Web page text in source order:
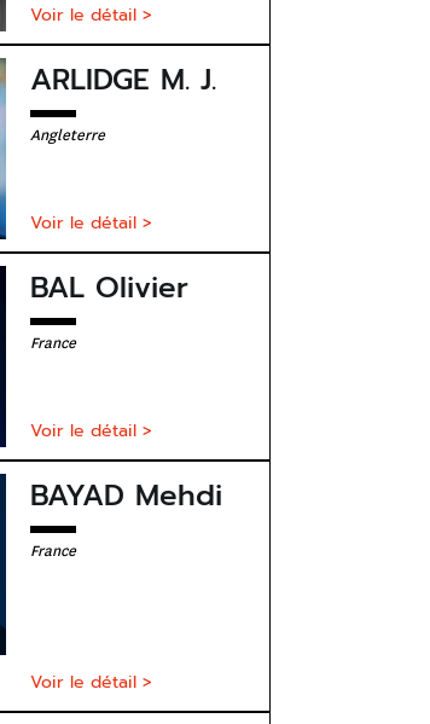
Voir le détail >
ARLIDGE M. J.
Angleterre
Voir le détail >
BAL Olivier
France
Voir le détail >
BAYAD Mehdi
France
Voir le détail >